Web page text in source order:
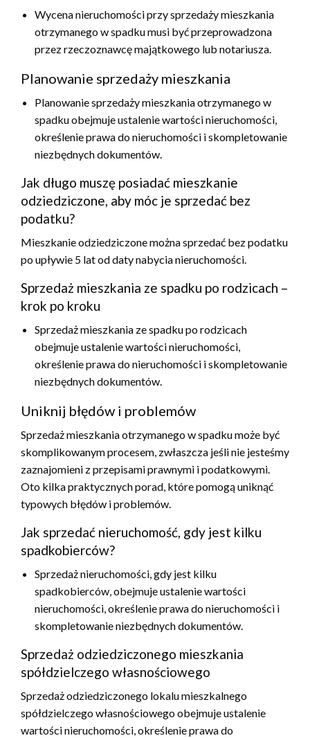
Wycena nieruchomości przy sprzedaży mieszkania
otrzymanego w spadku musi być przeprowadzona
przez rzeczoznawcę majątkowego lub notariusza.
Planowanie sprzedaży mieszkania
Planowanie sprzedaży mieszkania otrzymanego w
spadku obejmuje ustalenie wartości nieruchomości,
określenie prawa do nieruchomości i skompletowanie
niezbędnych dokumentów.
Jak długo muszę posiadać mieszkanie
odziedziczone, aby móc je sprzedać bez
podatku?
Mieszkanie odziedziczone można sprzedać bez podatku
po upływie 5 lat od daty nabycia nieruchomości.
Sprzedaż mieszkania ze spadku po rodzicach –
krok po kroku
Sprzedaż mieszkania ze spadku po rodzicach
obejmuje ustalenie wartości nieruchomości,
określenie prawa do nieruchomości i skompletowanie
niezbędnych dokumentów.
Uniknij błędów i problemów
Sprzedaż mieszkania otrzymanego w spadku może być
skomplikowanym procesem, zwłaszcza jeśli nie jesteśmy
zaznajomieni z przepisami prawnymi i podatkowymi.
Oto kilka praktycznych porad, które pomogą uniknąć
typowych błędów i problemów.
Jak sprzedać nieruchomość, gdy jest kilku
spadkobierców?
Sprzedaż nieruchomości, gdy jest kilku
spadkobierców, obejmuje ustalenie wartości
nieruchomości, określenie prawa do nieruchomości i
skompletowanie niezbędnych dokumentów.
Sprzedaż odziedziczonego mieszkania
spółdzielczego własnościowego
Sprzedaż odziedziczonego lokalu mieszkalnego
spółdzielczego własnościowego obejmuje ustalenie
wartości nieruchomości, określenie prawa do